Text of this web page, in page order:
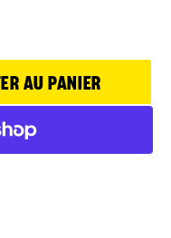
AU PANIER